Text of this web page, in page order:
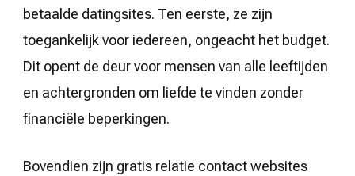
betaalde datingsites. Ten eerste, ze zijn
toegankelijk voor iedereen, ongeacht het budget.
Dit opent de deur voor mensen van alle leeftijden
en achtergronden om liefde te vinden zonder
financiële beperkingen.
Bovendien zijn gratis relatie contact websites